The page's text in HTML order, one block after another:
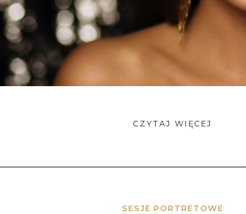
CZYTAJ WIĘCEJ
SESJE PORTRETOWE